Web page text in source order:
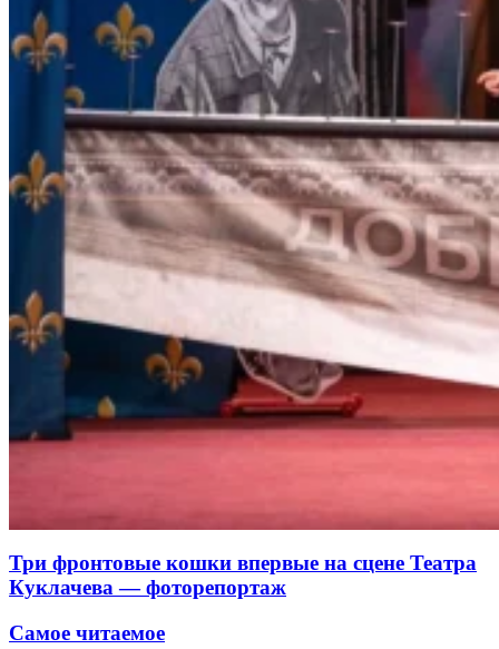
Три фронтовые кошки впервые на сцене Театра
Куклачева — фоторепортаж
Самое читаемое